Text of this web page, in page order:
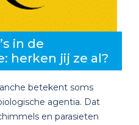
in de
herken jij ze al?
betekent soms
agentia. Dat
en parasieten